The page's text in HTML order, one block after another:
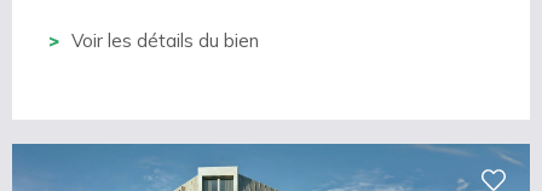
Voir les détails du bien